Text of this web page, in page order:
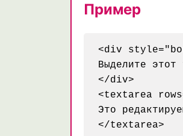
Пример
<div
Выделите этот
</div>
<textarea
Это
</textarea>